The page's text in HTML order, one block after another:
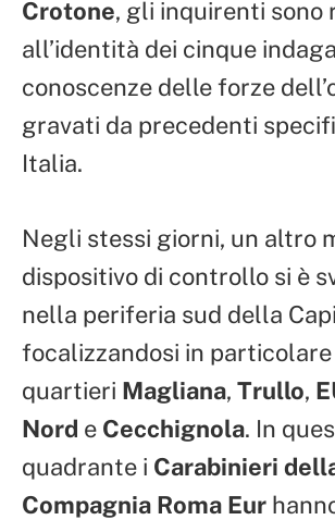
Crotone, gli inquirenti sono
all’identità dei cinque
conoscenze delle forze
gravati da precedenti
Italia.
Negli stessi giorni, un altro
dispositivo di controllo si è
nella periferia sud della
focalizzandosi in particolare
quartieri Magliana, Trullo,
Nord e Cecchignola. In
quadrante i Carabinieri
Compagnia Roma Eur